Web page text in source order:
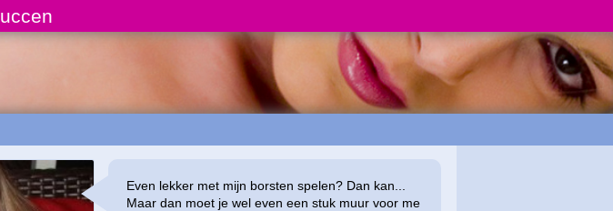
Even lekker met mijn borsten spelen? Dan kan...
Maar dan moet je wel even een stuk muur voor me